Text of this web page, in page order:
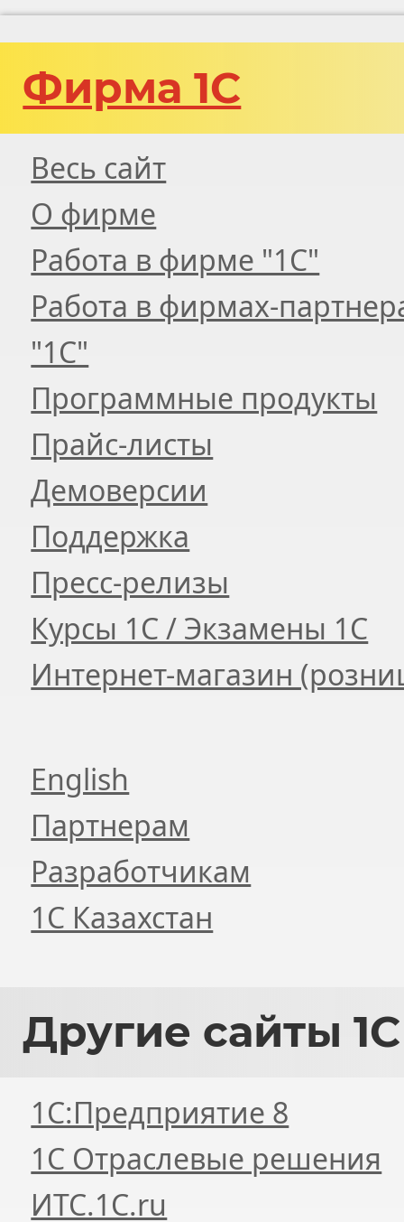
Фирма 1С
Весь сайт
О фирме
Работа в фирме "1С"
Работа в фирмах-
"1С"
Программные продукты
Прайс-листы
Демоверсии
Поддержка
Пресс-релизы
Курсы 1С / Экзамены 1С
Интернет-магазин
English
Партнерам
Разработчикам
1С Казахстан
Другие сайты 1С
1С:Предприятие 8
1С Отраслевые решения
ИТС.1C.ru